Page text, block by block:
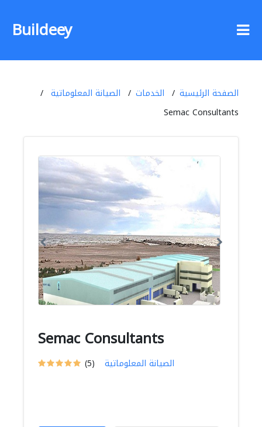
Buildeey
الصفحة الرئيسية الخدمات
الصيانة المعلوماتية
Semac Consultants
Semac Consultants
(5) الصيانة المعلوماتية